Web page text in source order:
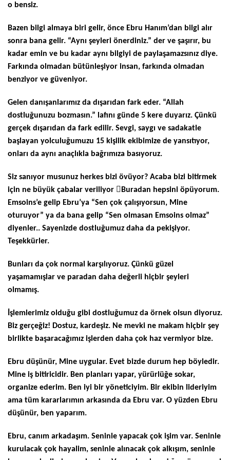
o bensiz.
Bazen bilgi almaya biri gelir, önce Ebru Hanım’dan bilgi alır
sonra bana gelir. “Aynı şeyleri önerdiniz.” der ve şaşırır, bu
kadar emin ve bu kadar aynı bilgiyi de paylaşamazsınız diye.
Farkında olmadan bütünleşiyor insan, farkında olmadan
benziyor ve güveniyor.
Gelen danışanlarımız da dışarıdan fark eder. “Allah
dostluğunuzu bozmasın.” lafını günde 5 kere duyarız. Çünkü
gerçek dışarıdan da fark edilir. Sevgi, saygı ve sadakatle
başlayan yolculuğumuzu 15 kişilik ekibimize de yansıtıyor,
onları da aynı anaçlıkla bağrımıza basıyoruz.
Siz sanıyor musunuz herkes bizi övüyor? Acaba bizi bitirmek
için ne büyük çabalar veriliyor  Buradan hepsini öpüyorum.
Emsoins’e gelip Ebru’ya “Sen çok çalışıyorsun, Mine
oturuyor” ya da bana gelip “Sen olmasan Emsoins olmaz”
diyenler.. Sayenizde dostluğumuz daha da pekişiyor.
Teşekkürler.
Bunları da çok normal karşılıyoruz. Çünkü güzel
yaşamamışlar ve paradan daha değerli hiçbir şeyleri
olmamış.
İşlemlerimiz olduğu gibi dostluğumuz da örnek olsun diyoruz.
Biz gerçeğiz! Dostuz, kardeşiz. Ne mevki ne makam hiçbir şey
birlikte başaracağımız işlerden daha çok haz vermiyor bize.
Ebru düşünür, Mine uygular. Evet bizde durum hep böyledir.
Mine iş bitiricidir. Ben planları yapar, yürürlüğe sokar,
organize ederim. Ben iyi bir yöneticiyim. Bir ekibin lideriyim
ama tüm kararlarımın arkasında da Ebru var. O yüzden Ebru
düşünür, ben yaparım.
Ebru, canım arkadaşım. Seninle yapacak çok işim var. Seninle
kurulacak çok hayalim, seninle alınacak çok alkışım, seninle